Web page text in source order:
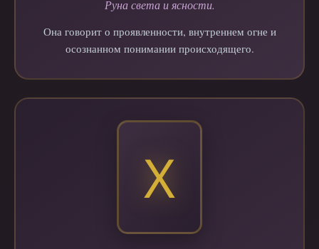
Руна света и ясности.
Она говорит о проявленности, внутреннем огне и
осознанном понимании происходящего.
ᚷ